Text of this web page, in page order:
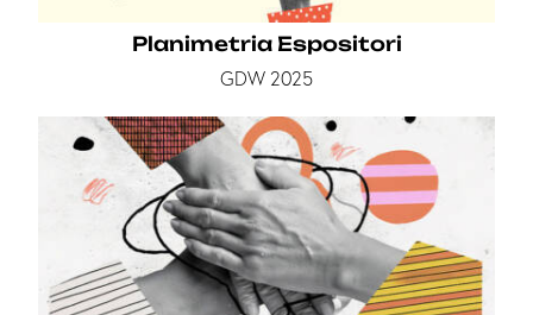
Planimetria Espositori
GDW 2025